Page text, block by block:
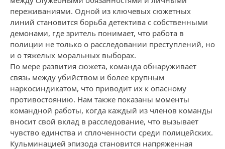
переживаниями. Одной из ключевых сюжетных
линий становится борьба детектива с собственными
демонами, где зритель понимает, что работа в
полиции не только о расследовании преступлений, но
и о тяжелых моральных выборах.
По мере развития сюжета, команда обнаруживает
связь между убийством и более крупным
наркосиндикатом, что приводит их к опасному
противостоянию. Нам также показаны моменты
командной работы, когда каждый из членов команды
вносит свой вклад в расследование, что вызывает
чувство единства и сплоченности среди полицейских.
Кульминацией эпизода становится напряженная